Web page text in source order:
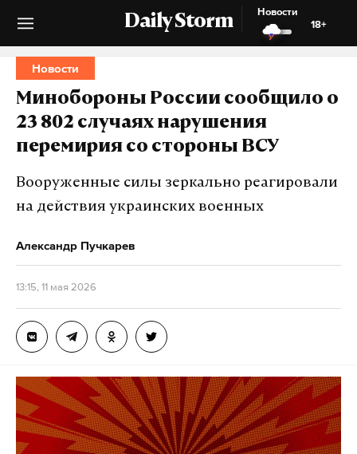
Daily Storm
Новости
18+
Новости
Минобороны России сообщило о
23 802 случаях нарушения
перемирия со стороны ВСУ
Вооруженные силы зеркально реагировали
на действия украинских военных
Александр Пучкарев
13:15, 11 мая 2026